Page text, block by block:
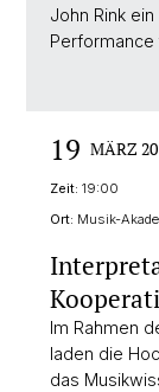
John Rink
Performance
19 MÄRZ
Zeit: 19:00
Ort: Musik-
Im Rahmen
laden die
das